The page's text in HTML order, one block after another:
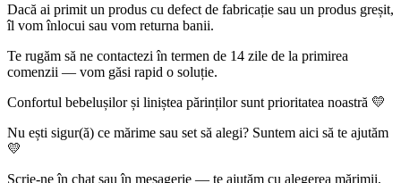
Dacă ai primit un produs cu defect de fabricație sau un produs greșit,
îl vom înlocui sau vom returna banii.
Te rugăm să ne contactezi în termen de 14 zile de la primirea
comenzii — vom găsi rapid o soluție.
Confortul bebelușilor și liniștea părinților sunt prioritatea noastră 💛
Nu ești sigur(ă) ce mărime sau set să alegi? Suntem aici să te ajutăm
💛
Scrie-ne în chat sau în mesagerie — te ajutăm cu alegerea mărimii,